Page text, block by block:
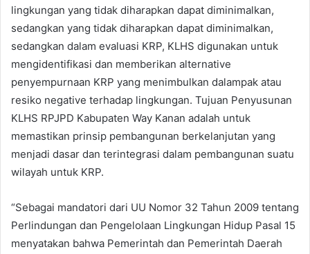
lingkungan yang tidak diharapkan dapat diminimalkan,
sedangkan yang tidak diharapkan dapat diminimalkan,
sedangkan dalam evaluasi KRP, KLHS digunakan untuk
mengidentifikasi dan memberikan alternative
penyempurnaan KRP yang menimbulkan dalampak atau
resiko negative terhadap lingkungan. Tujuan Penyusunan
KLHS RPJPD Kabupaten Way Kanan adalah untuk
memastikan prinsip pembangunan berkelanjutan yang
menjadi dasar dan terintegrasi dalam pembangunan suatu
wilayah untuk KRP.
“Sebagai mandatori dari UU Nomor 32 Tahun 2009 tentang
Perlindungan dan Pengelolaan Lingkungan Hidup Pasal 15
menyatakan bahwa Pemerintah dan Pemerintah Daerah